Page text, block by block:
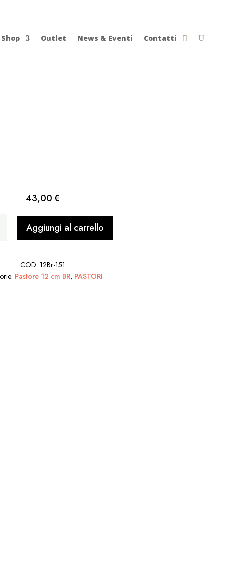
Shop Outlet News & Eventi Contatti
43,00 €
Aggiungi al carrello
COD: 12Br-151
Pastore 12 cm BR, PASTORI